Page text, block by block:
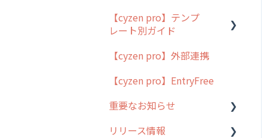
cyzen proの位置情報取得
について
用語集
よくある質問
【cyzen pro】テンプ
レート別ガイド
ポスティング
ラウンダー
メンテナンス
外廻り営業
【cyzen pro】外部連携
【cyzen pro】EntryFree
重要なお知らせ
過去の重要なお知らせ
リリース情報